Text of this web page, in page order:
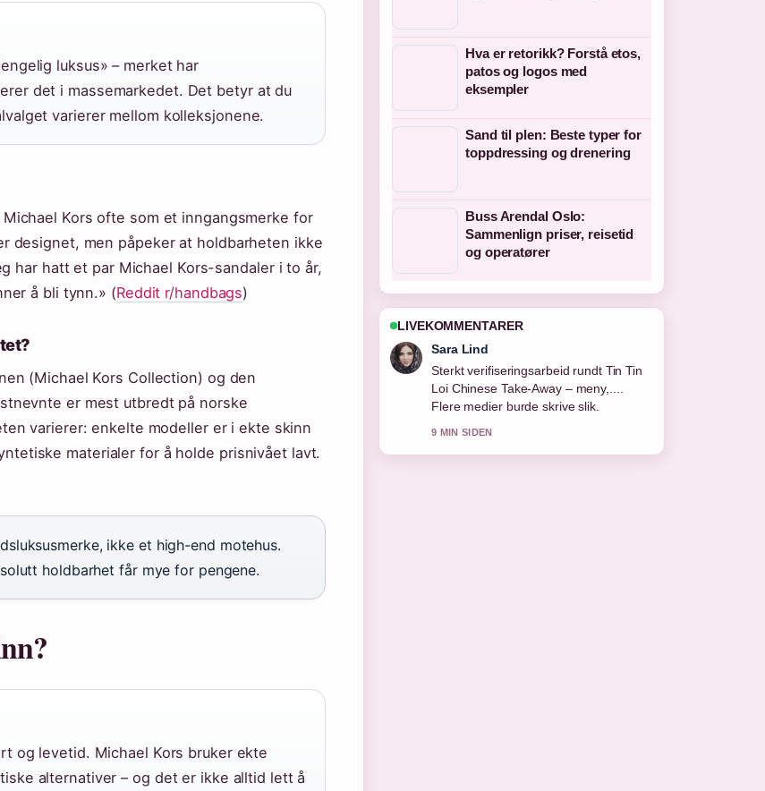
luksus» – merket har
det i massemarkedet. Det betyr at du
varierer mellom kolleksjonene.
Kors ofte som et inngangsmerke for
designet, men påpeker at holdbarheten ikke
har hatt et par Michael Kors-sandaler i to år,
å bli tynn.» (Reddit r/handbags)
(Michael Kors Collection) og den
er mest utbredt på norske
varierer: enkelte modeller er i ekte skinn
materialer for å holde prisnivået lavt.
ikke et high-end motehus.
holdbarhet får mye for pengene.
og levetid. Michael Kors bruker ekte
alternativer – og det er ikke alltid lett å
Hva er retorikk? Forstå etos,
patos og logos med
eksempler
Sand til plen: Beste typer for
toppdressing og drenering
Buss Arendal Oslo:
Sammenlign priser, reisetid
og operatører
LIVEKOMMENTARER
Sara Lind
Sterkt verifiseringsarbeid rundt Tin Tin
Loi Chinese Take-Away – meny,....
Flere medier burde skrive slik.
9 MIN SIDEN